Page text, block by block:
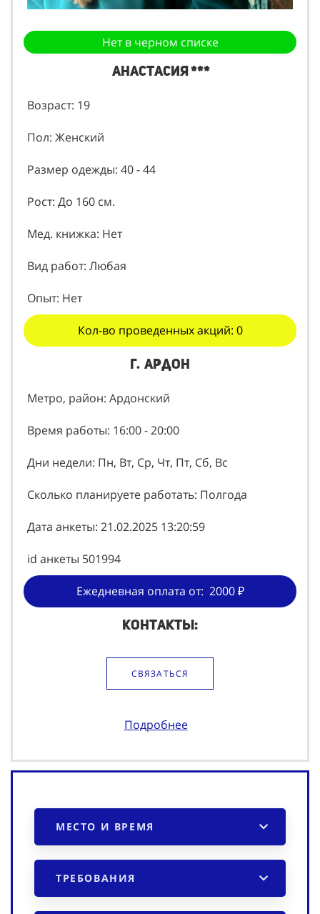
Нет в черном списке
Анастасия ***
Возраст: 19
Пол: Женский
Размер одежды: 40 - 44
Рост: До 160 см.
Мед. книжка: Нет
Вид работ: Любая
Опыт: Нет
Кол-во проведенных акций: 0
г. Ардон
Метро, район: Ардонский
Время работы: 16:00 - 20:00
Дни недели: Пн, Вт, Ср, Чт, Пт, Сб, Вс
Сколько планируете работать: Полгода
Дата анкеты: 21.02.2025 13:20:59
id анкеты 501994
Ежедневная оплата от: 2000 ₽
Контакты:
СВЯЗАТЬСЯ
Подробнее
МЕСТО И ВРЕМЯ
ТРЕБОВАНИЯ